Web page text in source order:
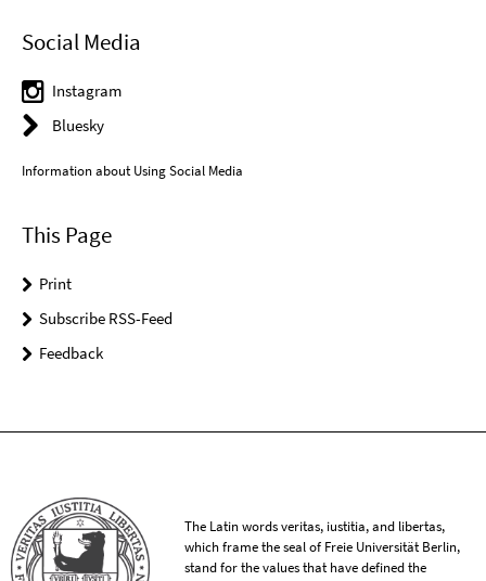
Social Media
Instagram
Bluesky
Information about Using Social Media
This Page
Print
Subscribe RSS-Feed
Feedback
The Latin words veritas, iustitia, and libertas,
which frame the seal of Freie Universität Berlin,
stand for the values that have defined the